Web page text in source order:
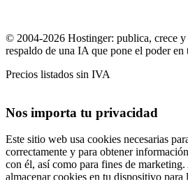
© 2004-2026 Hostinger: publica, crece
respaldo de una IA que pone el poder en
Precios listados sin IVA
Nos importa tu privacidad
Este sitio web usa cookies necesarias
correctamente y para obtener
con él, así como para fines de marketing.
almacenar cookies en tu dispositivo para